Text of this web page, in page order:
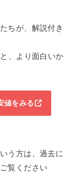
ちが、解説付き
、より面白いか
値をみる
う方は、過去に
覧ください